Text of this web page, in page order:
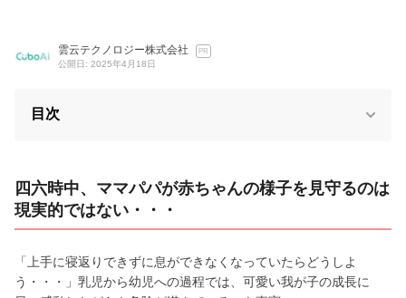
雲云テクノロジー株式会社 PR
公開日: 2025年4月18日
目次
四六時中、ママパパが赤ちゃんの様子を見守るのは
現実的ではない・・・
「上手に寝返りできずに息ができなくなっていたらどうしよ
う・・・」乳児から幼児への過程では、可愛い我が子の成長に